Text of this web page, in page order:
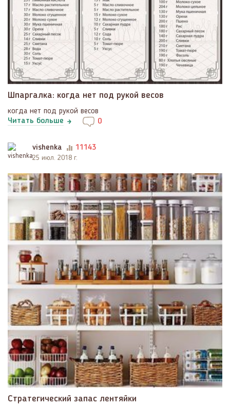
Шпаргалка: когда нет под рукой весов
когда нет под рукой весов
Читать больше
0
vishenka 11143
25 июл. 2018 г.
​Стратегический запас лентяйки